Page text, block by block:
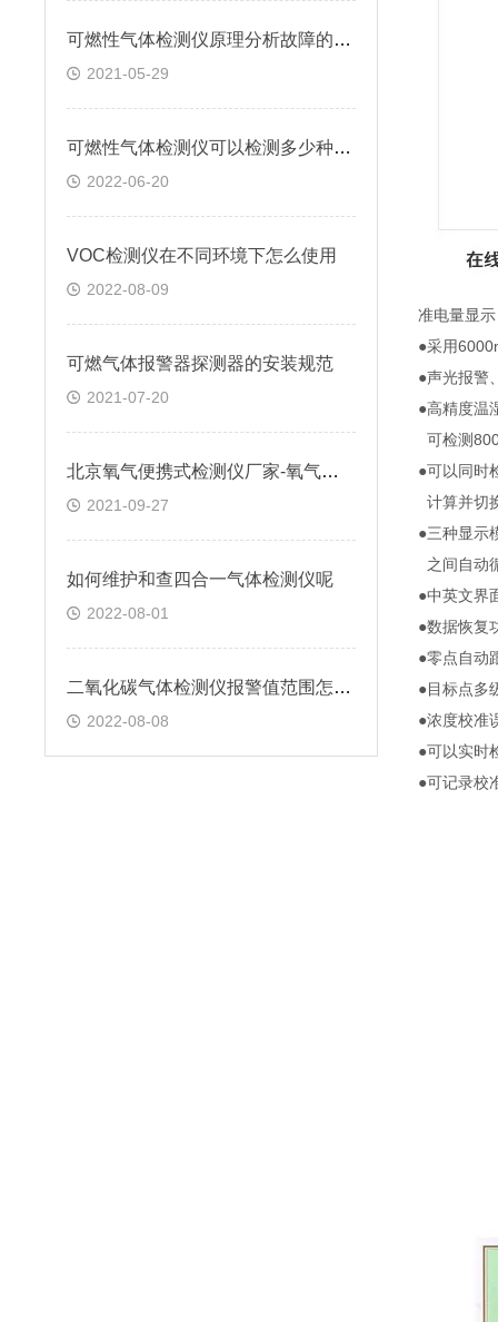
可燃性气体检测仪原理分析故障的产生
2021-05-29
可燃性气体检测仪可以检测多少种有害气体
2022-06-20
VOC检测仪在不同环境下怎么使用
2022-08-09
可燃气体报警器探测器的安装规范
2021-07-20
北京氧气便携式检测仪厂家-氧气检测仪报警器批发价格多少钱-逸云天
2021-09-27
如何维护和查四合一气体检测仪呢
2022-08-01
二氧化碳气体检测仪报警值范围怎么设置
2022-08-08
准电量显
●采用
●声光报警
●高精度温
可检测
●可以同时
计算并切
●三种显示
之间自动
●中英文界
●数据恢复
●零点自动
●目标点多
●浓度校准
●可以实时
●可记录校